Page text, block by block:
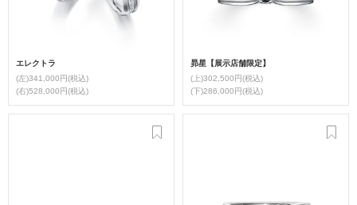
エレクトラ
(左)341,000円(税込)
(右)528,000円(税込)
昴星【展示店舗限定】
(上)302,500円(税込)
(下)286,000円(税込)